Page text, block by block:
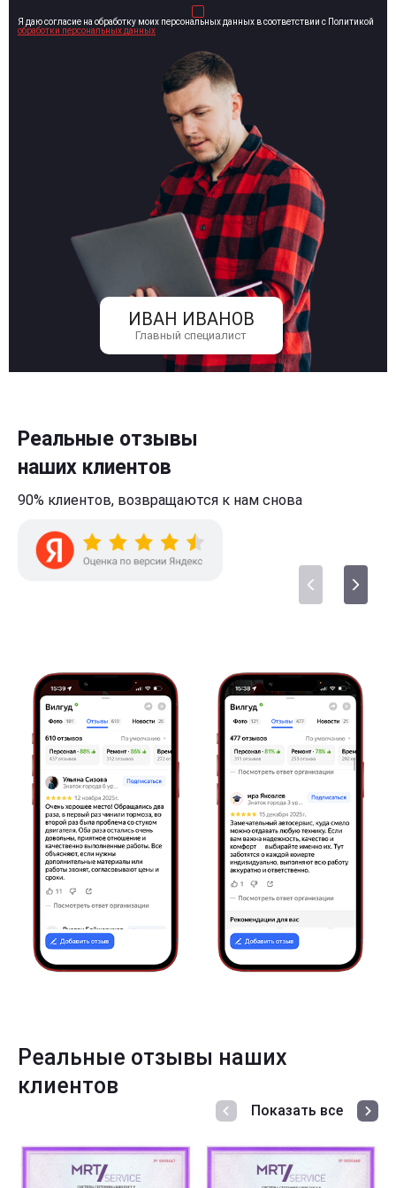
ИВАН ИВАНОВ
Главный специалист
Я даю согласие на обработку моих персональных данных в соответствии с Политикой
обработки персональных данных
Реальные отзывы
наших клиентов
90% клиентов, возвращаются к нам снова
Реальные отзывы наших
клиентов
Показать все